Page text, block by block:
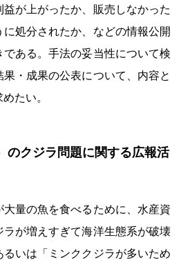
が上がったか、販売しなかった
処分されたか、などの情報公開
である。手法の妥当性について検
・成果の公表について、内容と
たい。
のクジラ問題に関する広報活
量の魚を食べるために、水産資
が増えすぎて海洋生態系が破壊
いは「ミンククジラが多いため